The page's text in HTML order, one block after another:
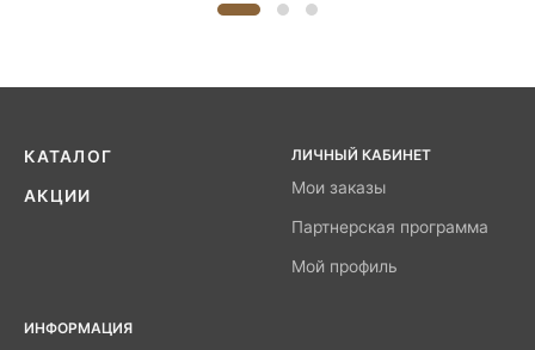
КАТАЛОГ
АКЦИИ
ЛИЧНЫЙ КАБИНЕТ
Мои заказы
Партнерская программа
Мой профиль
ИНФОРМАЦИЯ